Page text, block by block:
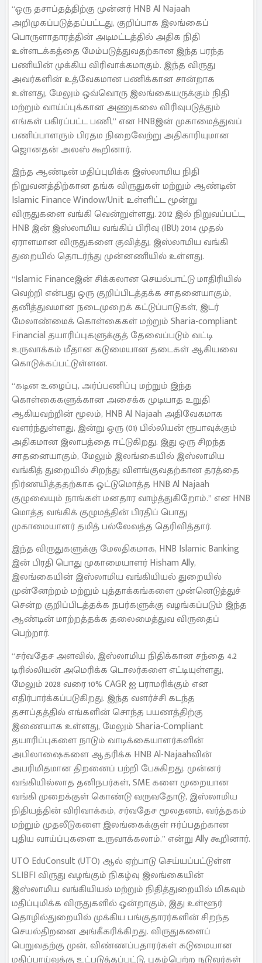
“ஒரு தசாப்தத்திற்கு முன்னர் HNB Al Najaah
அறிமுகப்படுத்தப்பட்டது, குறிப்பாக இலங்கைப்
பொருளாதாரத்தின் அடிமட்டத்தில் அதிக நிதி
உள்ளடக்கத்தை மேம்படுத்துவதற்கான இந்த பரந்த
பணியின் முக்கிய விரிவாக்கமாகும். இந்த விருது
அவர்களின் உத்வேகமான பணிக்கான சான்றாக
உள்ளது, மேலும் ஒவ்வொரு இலங்கையருக்கும் நிதி
மற்றும் வாய்ப்புக்கான அணுகலை விரிவுபடுத்தும்
எங்கள் பகிரப்பட்ட பணி,” என HNBஇன் முகாமைத்துவப்
பணிப்பாளரும் பிரதம நிறைவேற்று அதிகாரியுமான
ஜொனதன் அலஸ் கூறினார்.
இந்த ஆண்டின் மதிப்புமிக்க இஸ்லாமிய நிதி
நிறுவனத்திற்கான தங்க விருதுகள் மற்றும் ஆண்டின்
Islamic Finance Window/Unit உள்ளிட்ட மூன்று
விருதுகளை வங்கி வென்றுள்ளது. 2012 இல் நிறுவப்பட்ட,
HNB இன் இஸ்லாமிய வங்கிப் பிரிவு (IBU) 2014 முதல்
ஏராளமான விருதுகளை குவித்து, இஸ்லாமிய வங்கி
துறையில் தொடர்ந்து முன்னணியில் உள்ளது.
“Islamic Financeஇன் சிக்கலான செயல்பாட்டு மாதிரியில்
வெற்றி என்பது ஒரு குறிப்பிடத்தக்க சாதனையாகும்,
தனித்துவமான நடைமுறைக் கட்டுப்பாடுகள், இடர்
மேலாண்மைக் கொள்கைகள் மற்றும் Sharia-compliant
Financial தயாரிப்புகளுக்குத் தேவைப்படும் வட்டி
உருவாக்கம் மீதான கடுமையான தடைகள் ஆகியவை
கொடுக்கப்பட்டுள்ளன.
“கடின உழைப்பு, அர்ப்பணிப்பு மற்றும் இந்த
கொள்கைகளுக்கான அசைக்க முடியாத உறுதி
ஆகியவற்றின் மூலம், HNB Al Najaah அதிவேகமாக
வளர்ந்துள்ளது, இன்று ஒரு (01) பில்லியன் ரூபாவுக்கும்
அதிகமான இலாபத்தை ஈட்டுகிறது. இது ஒரு சிறந்த
சாதனையாகும், மேலும் இலங்கையில் இஸ்லாமிய
வங்கித் துறையில் சிறந்து விளங்குவதற்கான தரத்தை
நிர்ணயித்ததற்காக ஒட்டுமொத்த HNB Al Najaah
குழுவையும் நாங்கள் மனதார வாழ்த்துகிறோம்.” என HNB
மொத்த வங்கிக் குழுமத்தின் பிரதிப் பொது
முகாமையாளர் தமித் பல்லேவத்த தெரிவித்தார்.
இந்த விருதுகளுக்கு மேலதிகமாக, HNB Islamic Banking
இன் பிரதி பொது முகாமையாளர் Hisham Ally,
இலங்கையின் இஸ்லாமிய வங்கியியல் துறையில்
முன்னேற்றம் மற்றும் புத்தாக்கங்களை முன்னெடுத்துச்
சென்ற குறிப்பிடத்தக்க நபர்களுக்கு வழங்கப்படும் இந்த
ஆண்டின் மாற்றத்தக்க தலைமைத்துவ விருதைப்
பெற்றார்.
“சர்வதேச அளவில், இஸ்லாமிய நிதிக்கான சந்தை 4.2
டிரில்லியன் அமெரிக்க டொலர்களை எட்டியுள்ளது,
மேலும் 2028 வரை 10% CAGR ஐ பராமரிக்கும் என
எதிர்பார்க்கப்படுகிறது. இந்த வளர்ச்சி கடந்த
தசாப்தத்தில் எங்களின் சொந்த பயணத்திற்கு
இணையாக உள்ளது, மேலும் Sharia-Compliant
தயாரிப்புகளை நாடும் வாடிக்கையாளர்களின்
அபிலாஷைகளை ஆதரிக்க HNB Al-Najaahவின்
அபரிமிதமான திறனைப் பற்றி பேசுகிறது. முன்னர்
வங்கியில்லாத தனிநபர்கள், SME களை முறையான
வங்கி முறைக்குள் கொண்டு வருவதோடு, இஸ்லாமிய
நிதியத்தின் விரிவாக்கம், சர்வதேச மூலதனம், வர்த்தகம்
மற்றும் முதலீடுகளை இலங்கைக்குள் ஈர்ப்பதற்கான
புதிய வாய்ப்புகளை உருவாக்கலாம்.” என்று Ally கூறினார்.
UTO EduConsult (UTO) ஆல் ஏற்பாடு செய்யப்பட்டுள்ள
SLIBFI விருது வழங்கும் நிகழ்வு இலங்கையின்
இஸ்லாமிய வங்கியியல் மற்றும் நிதித்துறையில் மிகவும்
மதிப்புமிக்க விருதுகளில் ஒன்றாகும், இது உள்ளூர்
தொழில்துறையில் முக்கிய பங்குதாரர்களின் சிறந்த
செயல்திறனை அங்கீகரிக்கிறது. விருதுகளைப்
பெறுவதற்கு முன், விண்ணப்பதாரர்கள் கடுமையான